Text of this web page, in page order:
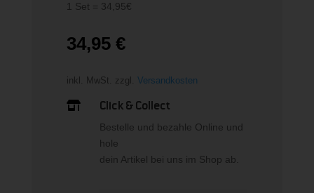
1 Set = 34,95€
34,95 €
inkl. MwSt. zzgl. Versandkosten
 Click & Collect
Bestelle und bezahle Online und
hole
dein Artikel bei uns im Shop ab.